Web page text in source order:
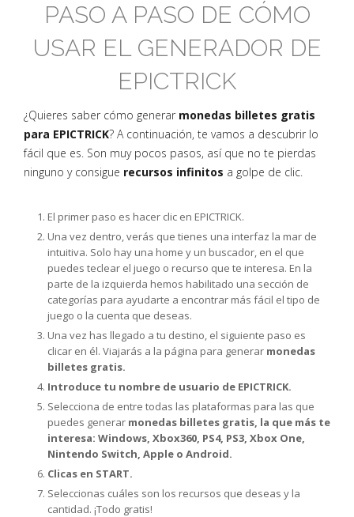
PASO A PASO DE CÓMO
USAR EL GENERADOR DE
EPICTRICK
¿Quieres saber cómo generar monedas billetes gratis
para EPICTRICK? A continuación, te vamos a descubrir lo
fácil que es. Son muy pocos pasos, así que no te pierdas
ninguno y consigue recursos infinitos a golpe de clic.
El primer paso es hacer clic en EPICTRICK.
Una vez dentro, verás que tienes una interfaz la mar de
intuitiva. Solo hay una home y un buscador, en el que
puedes teclear el juego o recurso que te interesa. En la
parte de la izquierda hemos habilitado una sección de
categorías para ayudarte a encontrar más fácil el tipo de
juego o la cuenta que deseas.
Una vez has llegado a tu destino, el siguiente paso es
clicar en él. Viajarás a la página para generar monedas
billetes gratis.
Introduce tu nombre de usuario de EPICTRICK.
Selecciona de entre todas las plataformas para las que
puedes generar monedas billetes gratis, la que más te
interesa: Windows, Xbox360, PS4, PS3, Xbox One,
Nintendo Switch, Apple o Android.
Clicas en START.
Seleccionas cuáles son los recursos que deseas y la
cantidad. ¡Todo gratis!